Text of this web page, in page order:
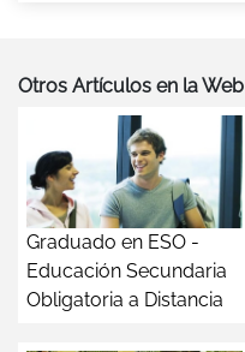
Otros Artículos en la Web
Graduado en ESO -
Educación Secundaria
Obligatoria a Distancia